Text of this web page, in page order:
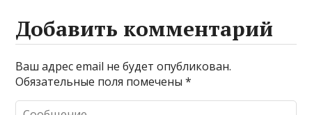
Добавить комментарий
Ваш адрес email не будет опубликован.
Обязательные поля помечены*